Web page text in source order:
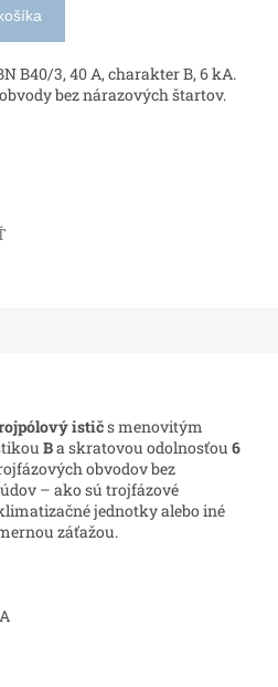
B40/3, 40 A, charakter B, 6 kA.
bez nárazových štartov.
ističs menovitým
Ba skratovou odolnosťou 6
obvodov bez
– ako sú trojfázové
jednotky alebo iné
záťažou.